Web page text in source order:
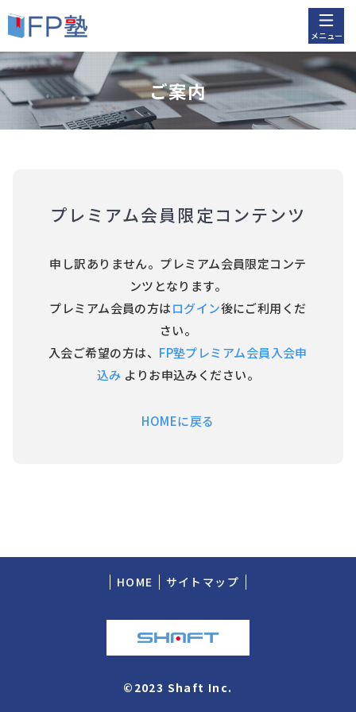
メニュー
ご案内
プレミアム会員限定コンテンツ
申し訳ありません。プレミアム会員限定コンテ
ンツとなります。
プレミアム会員の方はログイン後にご利用くだ
さい。
入会ご希望の方は、 FP塾プレミアム会員入会申
込み よりお申込みください。
HOMEに戻る
HOME サイトマップ
©2023 Shaft Inc.